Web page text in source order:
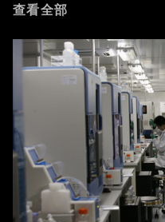
查看全部